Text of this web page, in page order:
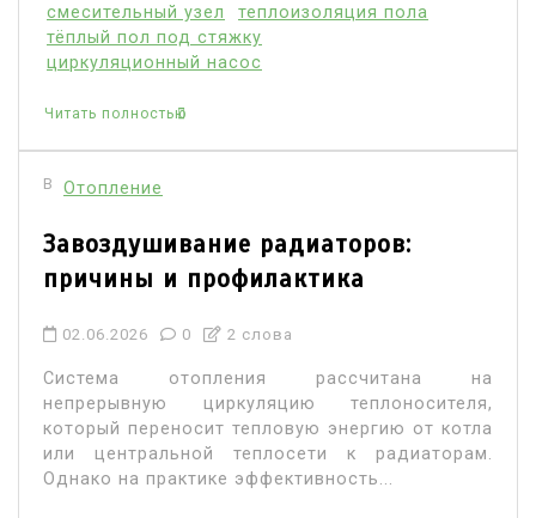
смесительный узел
теплоизоляция пола
тёплый пол под стяжку
циркуляционный насос
Читать полностью
В Отопление
Завоздушивание радиаторов:
причины и профилактика
02.06.2026 0 2 слова
Система отопления рассчитана на
непрерывную циркуляцию теплоносителя,
который переносит тепловую энергию от котла
или центральной теплосети к радиаторам.
Однако на практике эффективность...